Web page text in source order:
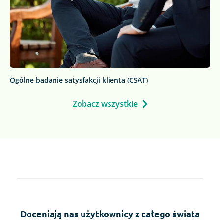
Ogólne badanie satysfakcji klienta (CSAT)
Zobacz wszystkie
Doceniają nas użytkownicy z całego świata